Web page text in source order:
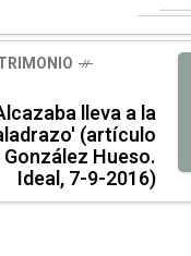
lleva a la
(artículo
Hueso.
Ideal, 7-9-2016)